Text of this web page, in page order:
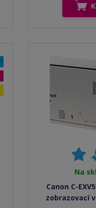
Na
Canon C-
zobrazovací